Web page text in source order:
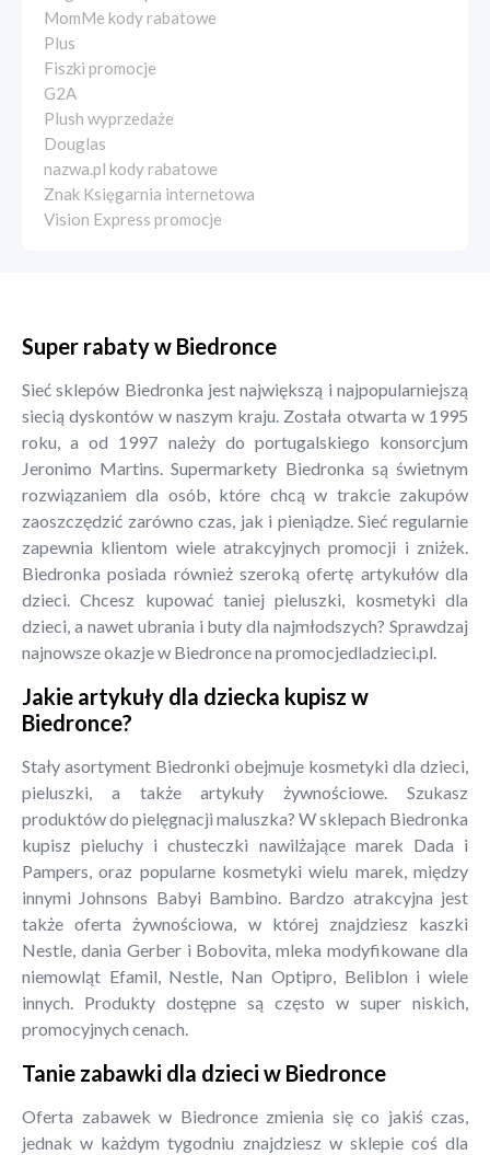
MomMe kody rabatowe
Plus
Fiszki promocje
G2A
Plush wyprzedaże
Douglas
nazwa.pl kody rabatowe
Znak Księgarnia internetowa
Vision Express promocje
Super rabaty w Biedronce
Sieć sklepów Biedronka jest największą i najpopularniejszą
siecią dyskontów w naszym kraju. Została otwarta w 1995
roku, a od 1997 należy do portugalskiego konsorcjum
Jeronimo Martins. Supermarkety Biedronka są świetnym
rozwiązaniem dla osób, które chcą w trakcie zakupów
zaoszczędzić zarówno czas, jak i pieniądze. Sieć regularnie
zapewnia klientom wiele atrakcyjnych promocji i zniżek.
Biedronka posiada również szeroką ofertę artykułów dla
dzieci. Chcesz kupować taniej pieluszki, kosmetyki dla
dzieci, a nawet ubrania i buty dla najmłodszych? Sprawdzaj
najnowsze okazje w Biedronce na promocjedladzieci.pl.
Jakie artykuły dla dziecka kupisz w
Biedronce?
Stały asortyment Biedronki obejmuje kosmetyki dla dzieci,
pieluszki, a także artykuły żywnościowe. Szukasz
produktów do pielęgnacji maluszka? W sklepach Biedronka
kupisz pieluchy i chusteczki nawilżające marek Dada i
Pampers, oraz popularne kosmetyki wielu marek, między
innymi Johnsons Babyi Bambino. Bardzo atrakcyjna jest
także oferta żywnościowa, w której znajdziesz kaszki
Nestle, dania Gerber i Bobovita, mleka modyfikowane dla
niemowląt Efamil, Nestle, Nan Optipro, Beliblon i wiele
innych. Produkty dostępne są często w super niskich,
promocyjnych cenach.
Tanie zabawki dla dzieci w Biedronce
Oferta zabawek w Biedronce zmienia się co jakiś czas,
jednak w każdym tygodniu znajdziesz w sklepie coś dla